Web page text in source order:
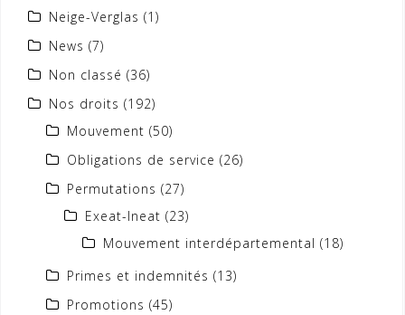
Neige-Verglas (1)
News (7)
Non classé (36)
Nos droits (192)
Mouvement (50)
Obligations de service (26)
Permutations (27)
Exeat-Ineat (23)
Mouvement interdépartemental (18)
Primes et indemnités (13)
Promotions (45)